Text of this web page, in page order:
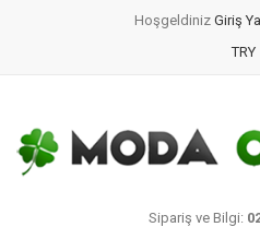
Hoşgeldiniz Giriş
TRY
Sipariş ve Bilgi: